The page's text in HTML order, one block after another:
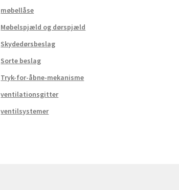
møbellåse
Møbelspjæld og dørspjæld
Skydedørsbeslag
Sorte beslag
Tryk-for-åbne-mekanisme
ventilationsgitter
ventilsystemer